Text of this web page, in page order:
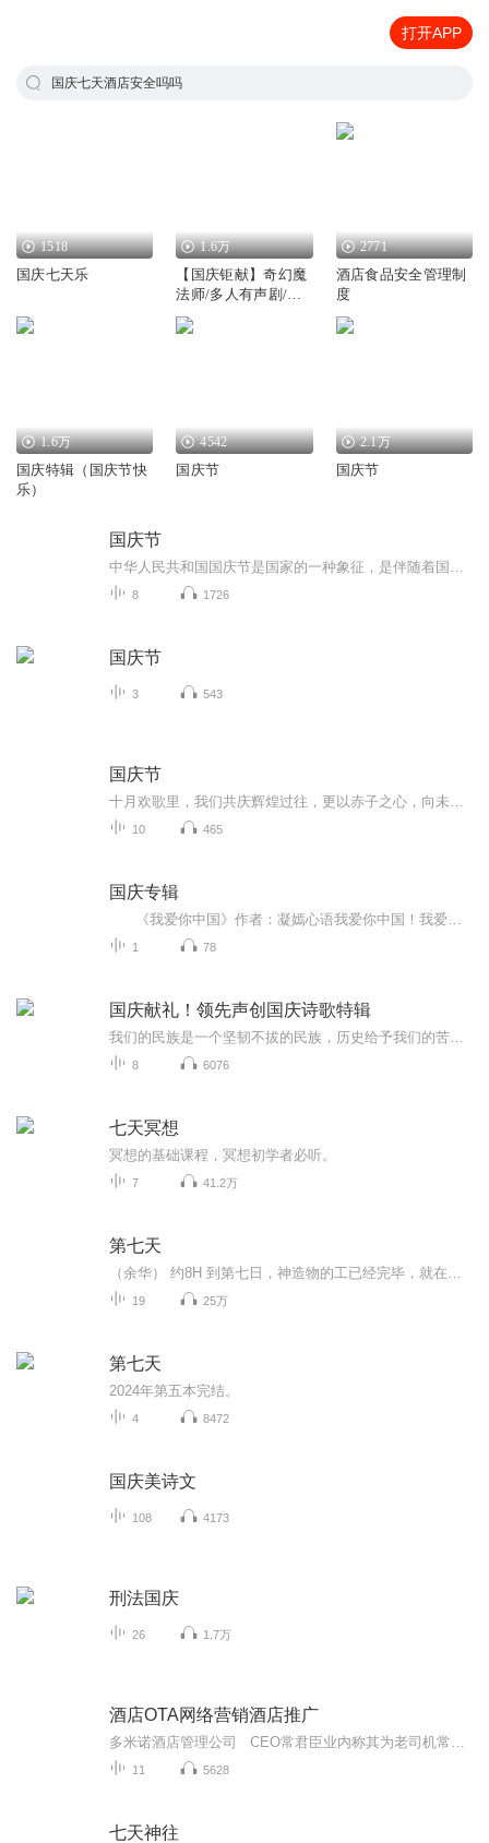
打开APP
国庆七天酒店安全吗吗
1518
国庆七天乐
1.6万
【国庆钜献】奇幻魔
法师/多人有声剧/国
庆爆更七天乐
2771
酒店食品安全管理制
度
1.6万
国庆特辑（国庆节快
乐）
4542
国庆节
2.1万
国庆节
国庆节
8 1726
国庆节
3 543
国庆节
10 465
国庆专辑
1 78
国庆献礼！领先声创国庆诗歌特辑
8 6076
七天冥想
冥想的基础课程，冥想初学者必听。
7 41.2万
第七天
19 25万
第七天
2024年第五本完结。
4 8472
国庆美诗文
108 4173
刑法国庆
26 1.7万
酒店OTA网络营销酒店推广
11 5628
七天神往